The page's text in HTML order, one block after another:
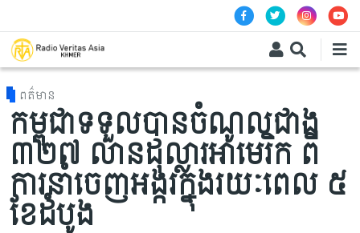
ពត៌មាន
កម្ពុជាទទួលបានចំណូលជាង
៣២៧ លានដុល្លារអាមេរិក ពី
ការនាំចេញអង្ករក្នុងរយៈពេល ៥
ខែដំបូង